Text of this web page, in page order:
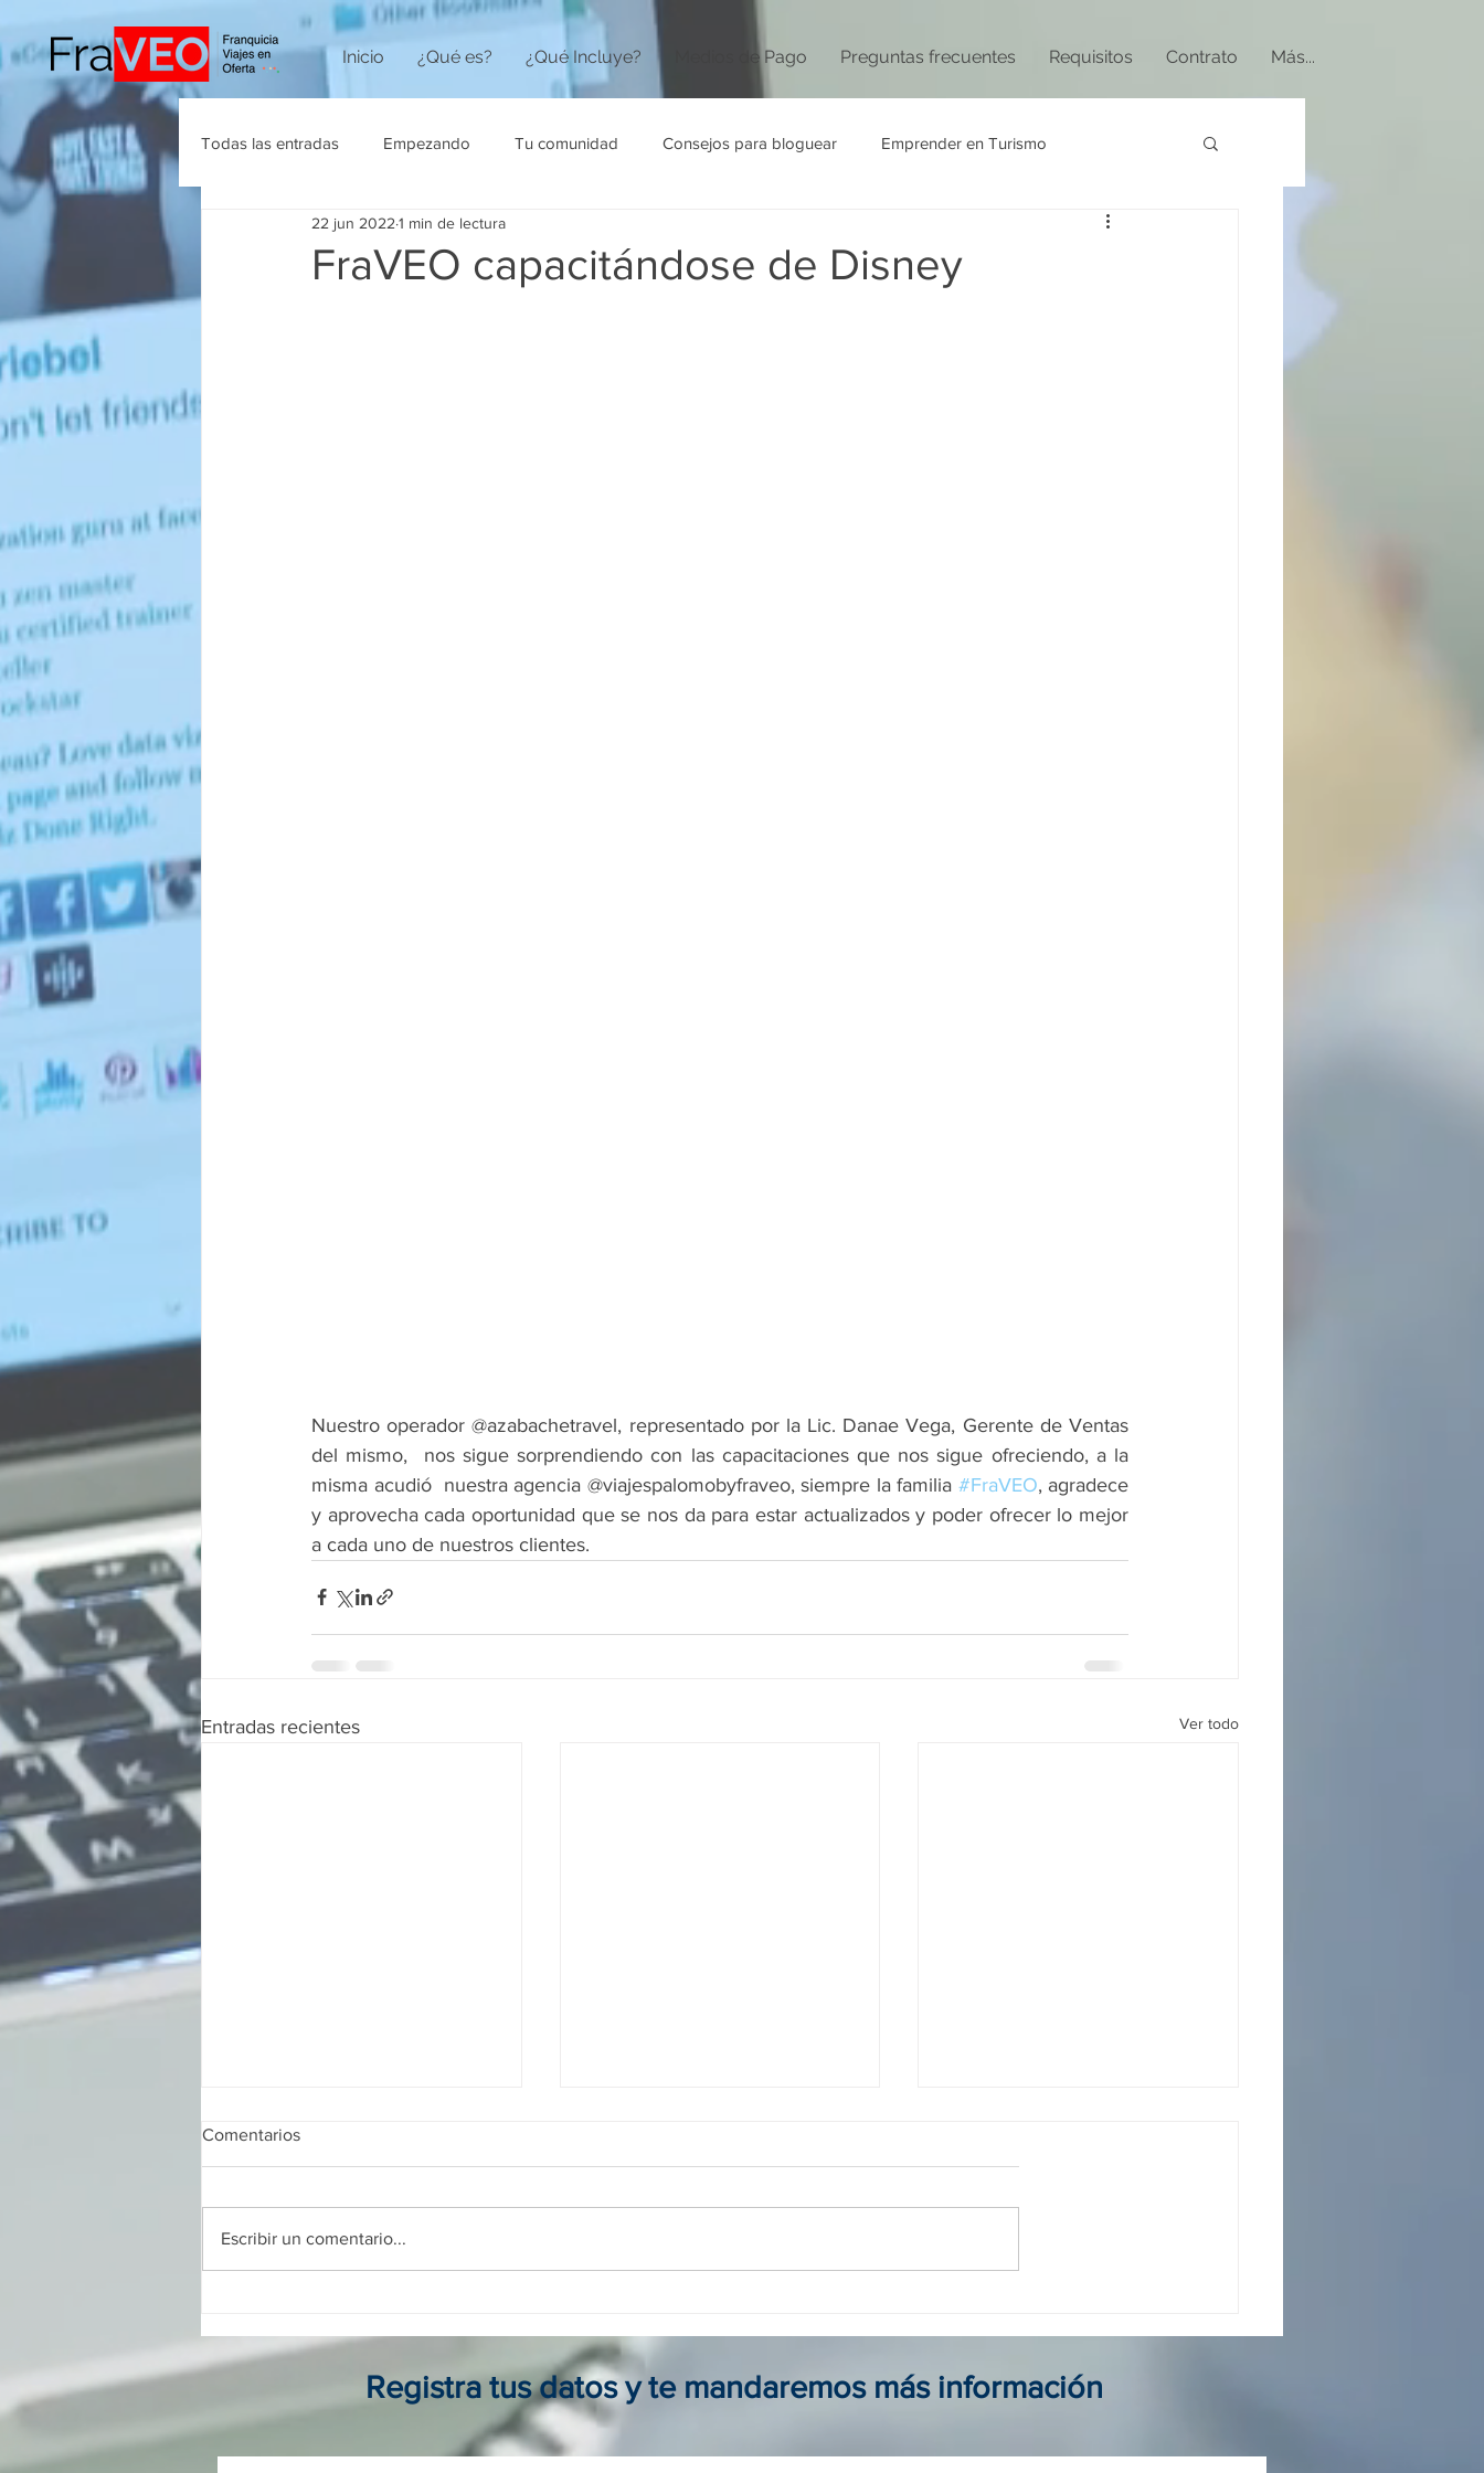
Inicio ¿Qué es? ¿Qué Incluye? Medios de Pago Preguntas frecuentes Requisitos Contrato Más...
Todas las entradas Empezando Tu comunidad Consejos para bloguear Emprender en Turismo
Agencias de Viajes
FraVEO capacitándose de Disney
22 jun 2022 1 min de lectura
Nuestro operador @azabachetravel, representado por la Lic. Danae Vega, Gerente de Ventas
del mismo,  nos sigue sorprendiendo con las capacitaciones que nos sigue ofreciendo, a la
misma acudió  nuestra agencia @viajespalomobyfraveo, siempre la familia #FraVEO, agradece
y aprovecha cada oportunidad que se nos da para estar actualizados y poder ofrecer lo mejor
a cada uno de nuestros clientes.
Entradas recientes Ver todo
invertir, operar y crecer sin
local físico
y al mejor precio
Comentarios
Escribir un comentario...
Registra tus datos y te mandaremos más información